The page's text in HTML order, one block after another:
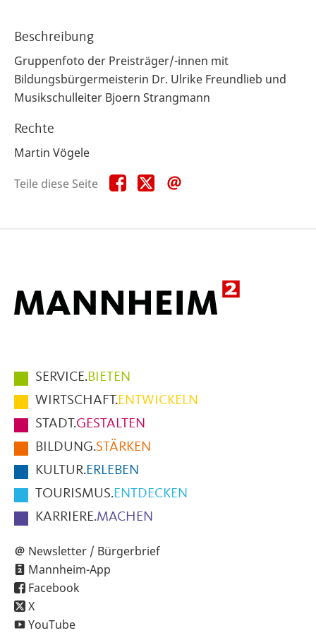
Beschreibung
Gruppenfoto der Preisträger/-innen mit
Bildungsbürgermeisterin Dr. Ulrike Freundlieb und
Musikschulleiter Bjoern Strangmann
Rechte
Martin Vögele
Teile diese Seite
Teile
diese
Teile
diese
Hauptmenüpunkte
im
Fußbereich
der
Seite
SERVICE.BIETEN
WIRTSCHAFT.ENTWICKELN
STADT.GESTALTEN
BILDUNG.STÄRKEN
KULTUR.ERLEBEN
TOURISMUS.ENTDECKEN
KARRIERE.MACHEN
Newsletter / Bürgerbrief
Mannheim-App
Facebook
X
YouTube